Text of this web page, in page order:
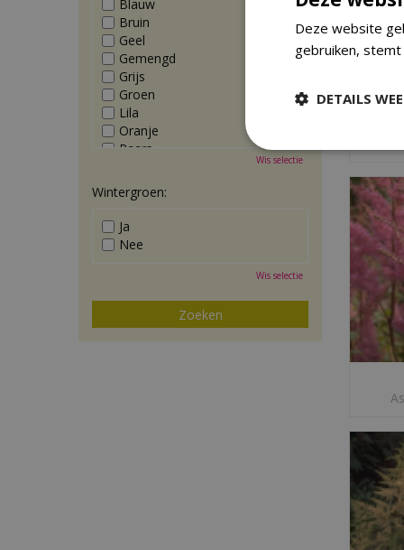
Blauw
Bruin
Geel
Gemengd
Grijs
Groen
Lila
Oranje
Paars
Wit
Zwart
Wis selectie
Wintergroen:
Ja
Nee
Wis selectie
Deze website
gebruiken,
DETAILS